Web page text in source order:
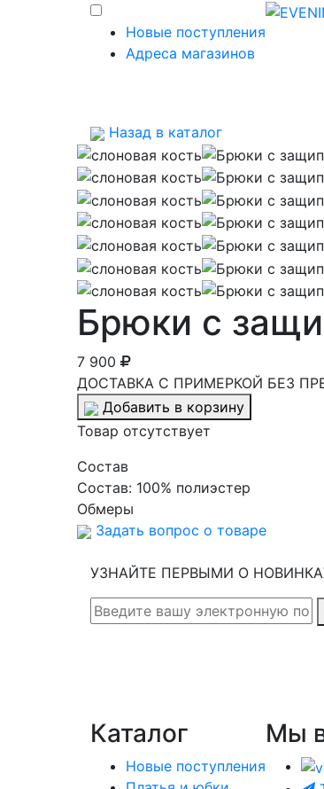
Новые поступления
Адреса магазинов
Назад в каталог
Брюки с
7 900
ДОСТАВКА С ПРИМЕРКОЙ БЕЗ
Добавить в корзину
Товар отсутствует
Cостав
Состав: 100% полиэстер
Обмеры
Задать вопрос о товаре
УЗНАЙТЕ ПЕРВЫМИ О
Каталог
Новые поступления
Мы